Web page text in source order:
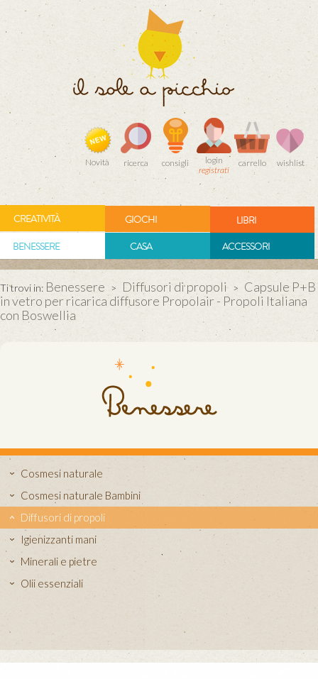
Novità ricerca consigli
login
registrati
carrello wishlist
CREATIVITÀ GIOCHI
LIBRI
BENESSERE
CASA ACCESSORI
Ti trovi in: Benessere > Diffusori di propoli > Capsule P+B
in vetro per ricarica diffusore Propolair - Propoli Italiana
con Boswellia
Cosmesi naturale
Cosmesi naturale Bambini
Diffusori di propoli
Igienizzanti mani
Minerali e pietre
Olii essenziali